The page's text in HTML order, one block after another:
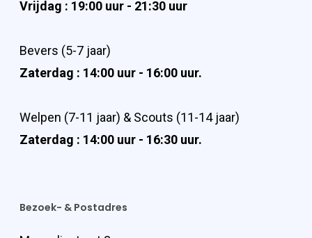
Vrijdag : 19:00 uur - 21:30 uur
Bevers (5-7 jaar)
Zaterdag : 14:00 uur - 16:00 uur.
Welpen (7-11 jaar) & Scouts (11-14 jaar)
Zaterdag : 14:00 uur - 16:30 uur.
Bezoek- & Postadres